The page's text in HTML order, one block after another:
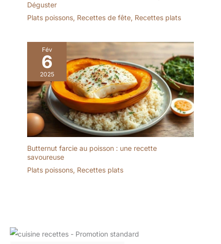
Déguster
Plats poissons, Recettes de fête, Recettes plats
Fév
6
2025
Butternut farcie au poisson : une recette
savoureuse
Plats poissons, Recettes plats